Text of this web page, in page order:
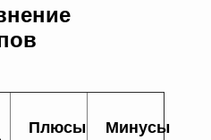
Плюсы Минусы